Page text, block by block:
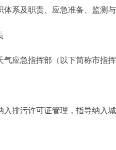
体系及职责、应急准备、监测
应急指挥部（以下简称市指
排污许可证管理，指导纳入